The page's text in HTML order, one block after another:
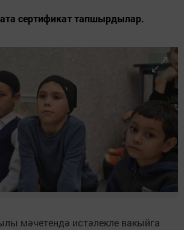
сертификат тапшырдылар.
мәчетендә истәлекле вакыйга